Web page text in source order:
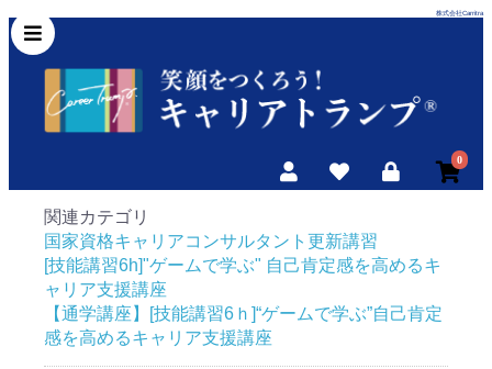
株式会社Carritra
0
関連カテゴリ
国家資格キャリアコンサルタント更新講習
[技能講習6h]"ゲームで学ぶ" 自己肯定感を高めるキ
ャリア支援講座
【通学講座】[技能講習6ｈ]“ゲームで学ぶ”自己肯定
感を高めるキャリア支援講座